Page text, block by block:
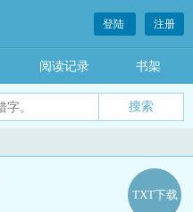
登陆 注册
阅读记录 书架
TXT下载